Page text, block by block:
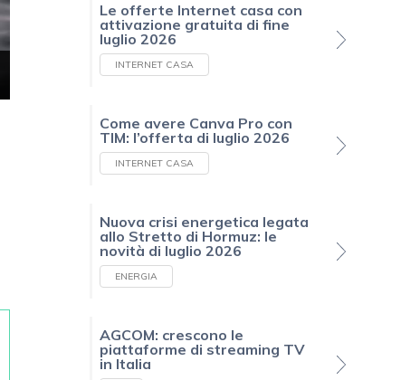
Le offerte Internet casa con
attivazione gratuita di fine
luglio 2026
INTERNET CASA
Come avere Canva Pro con
TIM: l’offerta di luglio 2026
INTERNET CASA
Nuova crisi energetica legata
allo Stretto di Hormuz: le
novità di luglio 2026
ENERGIA
AGCOM: crescono le
piattaforme di streaming TV
in Italia